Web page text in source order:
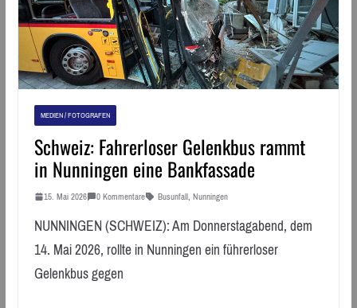
MEDIEN / FOTOGRAFEN
Schweiz: Fahrerloser Gelenkbus rammt
in Nunningen eine Bankfassade
15. Mai 2026 0 Kommentare Busunfall, Nunningen
NUNNINGEN (SCHWEIZ): Am Donnerstagabend, dem
14. Mai 2026, rollte in Nunningen ein führerloser
Gelenkbus gegen